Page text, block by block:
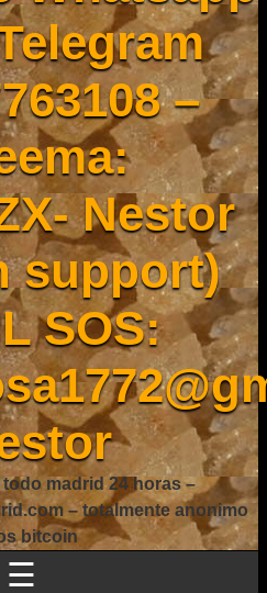
–
Nestor
support)
SOS:
madrid 24 horas –
– totalmente anonimo
bitcoin
☰